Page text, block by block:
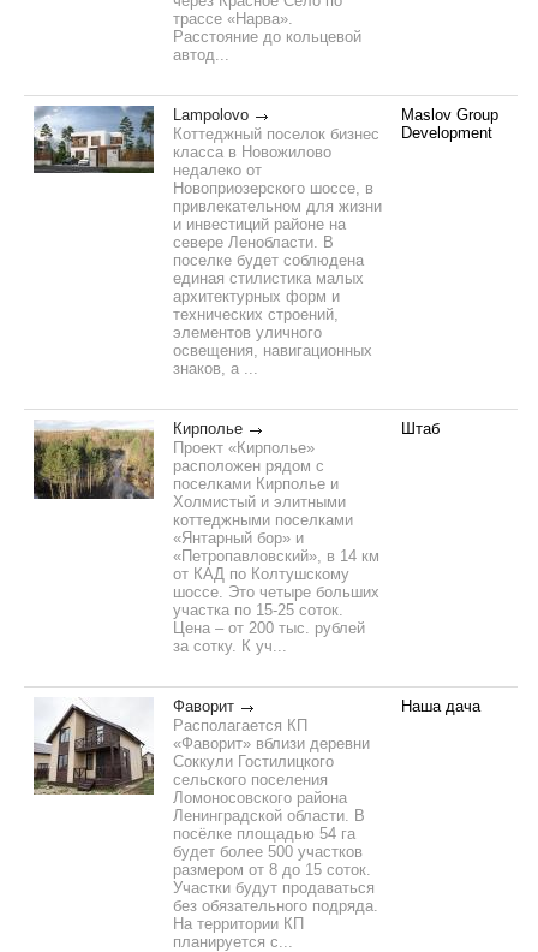
трассе «Нарва».
Расстояние до кольцевой
автод...
Lampolovo
Коттеджный поселок бизнес
класса в Новожилово
недалеко от
Новоприозерского шоссе, в
привлекательном для жизни
и инвестиций районе на
севере Ленобласти. В
поселке будет соблюдена
единая стилистика малых
архитектурных форм и
технических строений,
элементов уличного
освещения, навигационных
знаков, а ...
Maslov Group
Development
Кирполье
Проект «Кирполье»
расположен рядом с
поселками Кирполье и
Холмистый и элитными
коттеджными поселками
«Янтарный бор» и
«Петропавловский», в 14 км
от КАД по Колтушскому
шоссе. Это четыре больших
участка по 15-25 соток.
Цена – от 200 тыс. рублей
за сотку. К уч...
Штаб
Фаворит
Располагается КП
«Фаворит» вблизи деревни
Соккули Гостилицкого
сельского поселения
Ломоносовского района
Ленинградской области. В
посёлке площадью 54 га
будет более 500 участков
размером от 8 до 15 соток.
Участки будут продаваться
без обязательного подряда.
На территории КП
планируется с...
Наша дача